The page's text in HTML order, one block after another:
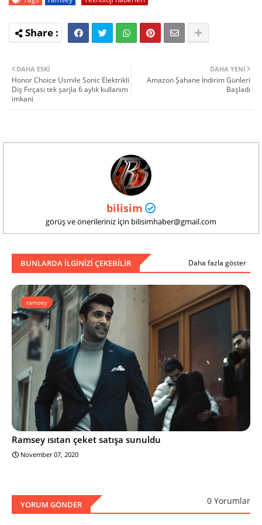
DAHA YENI
Amazon Şahane İndirim Günleri
Başladı
DAHA ESKI
Honor Choice Usmile Sonic Elektrikli
Diş Fırçası tek şarjla 6 aylık kullanım
imkani
bilisim
görüş ve önerileriniz için bilisimhaber@gmail.com
BUNLARDA ILGINIZI ÇEKEBILIR Daha fazla göster
ramsey
Ramsey ısıtan çeket satışa sunuldu
November 07, 2020
YORUM GÖNDER 0 Yorumlar